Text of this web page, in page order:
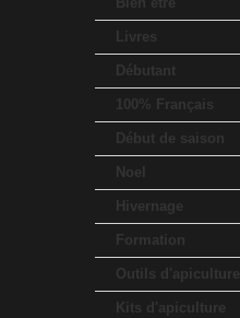
Livres
Débutant
100% Français
Début de saison
Noel
Hivernage
Formation
Outils d'apiculture
Kits d'apiculture